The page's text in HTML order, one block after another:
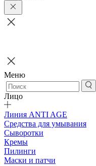
Меню
Лицо
Линия ANTI AGE
Средства для умывания
Сыворотки
Кремы
Пилинги
Маски и патчи